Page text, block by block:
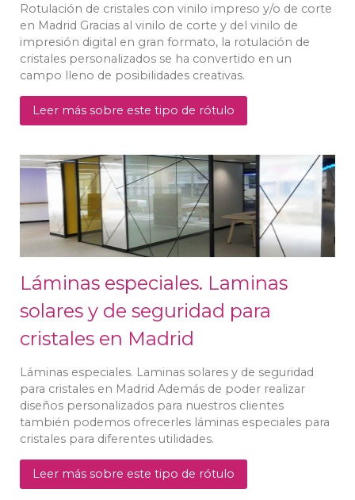
Rotulación de cristales con vinilo impreso y/o de corte
en Madrid Gracias al vinilo de corte y del vinilo de
impresión digital en gran formato, la rotulación de
cristales personalizados se ha convertido en un
campo lleno de posibilidades creativas.
Leer más sobre este tipo de rótulo
Láminas especiales. Laminas
solares y de seguridad para
cristales en Madrid
Láminas especiales. Laminas solares y de seguridad
para cristales en Madrid Además de poder realizar
diseños personalizados para nuestros clientes
también podemos ofrecerles láminas especiales para
cristales para diferentes utilidades.
Leer más sobre este tipo de rótulo